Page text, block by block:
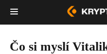
Čo si myslí